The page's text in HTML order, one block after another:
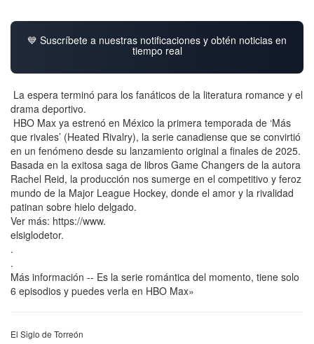
💙 Suscríbete a nuestras notificaciones y obtén noticias en
tiempo real
La espera terminó para los fanáticos de la literatura romance y el
drama deportivo.
HBO Max ya estrenó en México la primera temporada de ‘Más
que rivales’ (Heated Rivalry), la serie canadiense que se convirtió
en un fenómeno desde su lanzamiento original a finales de 2025.
Basada en la exitosa saga de libros Game Changers de la autora
Rachel Reid, la producción nos sumerge en el competitivo y feroz
mundo de la Major League Hockey, donde el amor y la rivalidad
patinan sobre hielo delgado.
Ver más: https://www.
elsiglodetor.
.
.
Más información -- Es la serie romántica del momento, tiene solo
6 episodios y puedes verla en HBO Max»
El Siglo de Torreón